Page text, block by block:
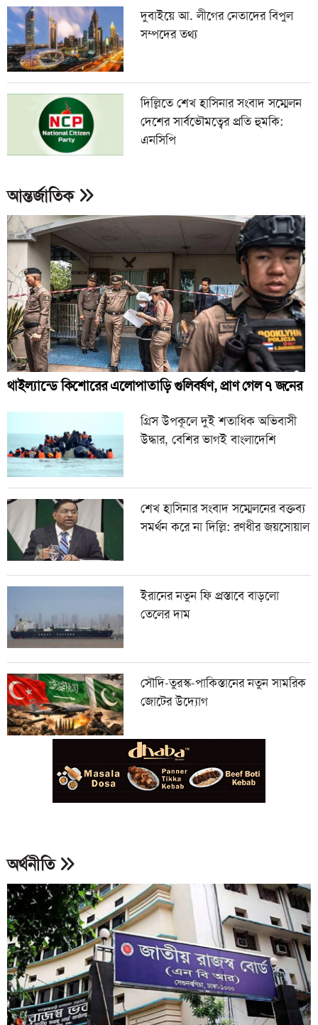
দুবাইয়ে আ. লীগের নেতাদের বিপুল
সম্পদের তথ্য
দিল্লিতে শেখ হাসিনার সংবাদ সম্মেলন
দেশের সার্বভৌমত্বের প্রতি হুমকি:
এনসিপি
আন্তর্জাতিক
থাইল্যান্ডে কিশোরের এলোপাতাড়ি গুলিবর্ষণ, প্রাণ গেল ৭ জনের
গ্রিস উপকূলে দুই শতাধিক অভিবাসী
উদ্ধার, বেশির ভাগই বাংলাদেশি
শেখ হাসিনার সংবাদ সম্মেলনের বক্তব্য
সমর্থন করে না দিল্লি: রণধীর জয়সোয়াল
ইরানের নতুন ফি প্রস্তাবে বাড়লো
তেলের দাম
সৌদি-তুরস্ক-পাকিস্তানের নতুন সামরিক
জোটের উদ্যোগ
অর্থনীতি